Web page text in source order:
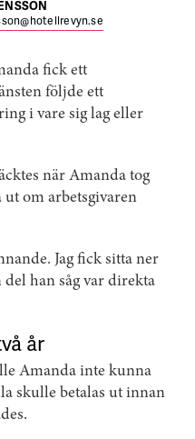
fick ett
följde ett
i vare sig lag eller
när Amanda tog
om arbetsgivaren
Jag fick sitta ner
han såg var direkta
år
Amanda inte kunna
skulle betalas ut innan